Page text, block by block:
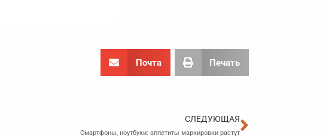
Почта Печать
СЛЕДУЮЩАЯ
Смартфоны, ноутбуки: аппетиты маркировки растут